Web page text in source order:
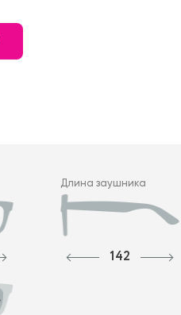
Длина заушника
142